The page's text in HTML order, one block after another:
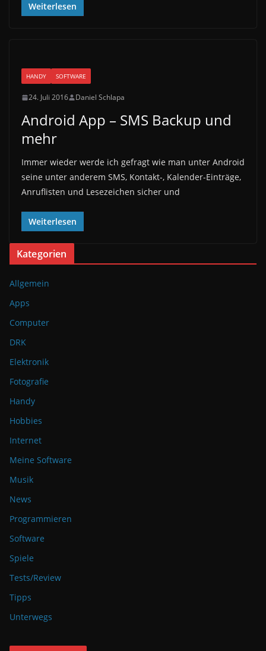
Weiterlesen
HANDY SOFTWARE
24. Juli 2016 Daniel Schlapa
Android App – SMS Backup und
mehr
Immer wieder werde ich gefragt wie man unter Android
seine unter anderem SMS, Kontakt-, Kalender-Einträge,
Anruflisten und Lesezeichen sicher und
Weiterlesen
Kategorien
Allgemein
Apps
Computer
DRK
Elektronik
Fotografie
Handy
Hobbies
Internet
Meine Software
Musik
News
Programmieren
Software
Spiele
Tests/Review
Tipps
Unterwegs